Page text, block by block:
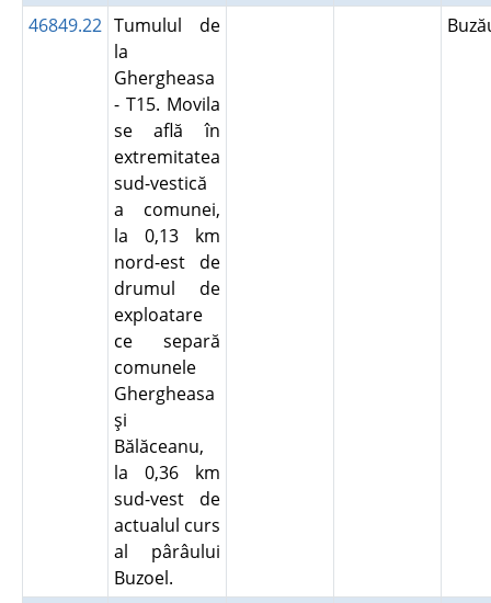
46849.22 Tumulul de
la
Ghergheasa
- T15. Movila
se află în
extremitatea
sud-vestică
a comunei,
la 0,13 km
nord-est de
drumul de
exploatare
ce separă
comunele
Ghergheasa
şi
Bălăceanu,
la 0,36 km
sud-vest de
actualul curs
al pârâului
Buzoel.